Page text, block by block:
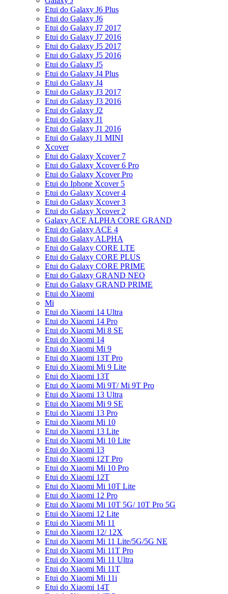
Etui do Galaxy J6 Plus
Etui do Galaxy J6
Etui do Galaxy J7 2017
Etui do Galaxy J7 2016
Etui do Galaxy J5 2017
Etui do Galaxy J5 2016
Etui do Galaxy J5
Etui do Galaxy J4 Plus
Etui do Galaxy J4
Etui do Galaxy J3 2017
Etui do Galaxy J3 2016
Etui do Galaxy J2
Etui do Galaxy J1
Etui do Galaxy J1 2016
Etui do Galaxy J1 MINI
Xcover
Etui do Galaxy Xcover 7
Etui do Galaxy Xcover 6 Pro
Etui do Galaxy Xcover Pro
Etui do Iphone Xcover 5
Etui do Galaxy Xcover 4
Etui do Galaxy Xcover 3
Etui do Galaxy Xcover 2
Galaxy ACE ALPHA CORE GRAND
Etui do Galaxy ACE 4
Etui do Galaxy ALPHA
Etui do Galaxy CORE LTE
Etui do Galaxy CORE PLUS
Etui do Galaxy CORE PRIME
Etui do Galaxy GRAND NEO
Etui do Galaxy GRAND PRIME
Etui do Xiaomi
Mi
Etui do Xiaomi 14 Ultra
Etui do Xiaomi 14 Pro
Etui do Xiaomi Mi 8 SE
Etui do Xiaomi 14
Etui do Xiaomi Mi 9
Etui do Xiaomi 13T Pro
Etui do Xiaomi Mi 9 Lite
Etui do Xiaomi 13T
Etui do Xiaomi Mi 9T/ Mi 9T Pro
Etui do Xiaomi 13 Ultra
Etui do Xiaomi Mi 9 SE
Etui do Xiaomi 13 Pro
Etui do Xiaomi Mi 10
Etui do Xiaomi 13 Lite
Etui do Xiaomi Mi 10 Lite
Etui do Xiaomi 13
Etui do Xiaomi 12T Pro
Etui do Xiaomi Mi 10 Pro
Etui do Xiaomi 12T
Etui do Xiaomi Mi 10T Lite
Etui do Xiaomi 12 Pro
Etui do Xiaomi Mi 10T 5G/ 10T Pro 5G
Etui do Xiaomi 12 Lite
Etui do Xiaomi Mi 11
Etui do Xiaomi 12/ 12X
Etui do Xiaomi Mi 11 Lite/5G/5G NE
Etui do Xiaomi Mi 11T Pro
Etui do Xiaomi Mi 11 Ultra
Etui do Xiaomi Mi 11T
Etui do Xiaomi Mi 11i
Etui do Xiaomi 14T